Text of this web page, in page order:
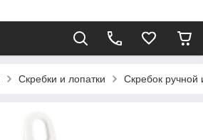
Скребки и лопатки Скребок